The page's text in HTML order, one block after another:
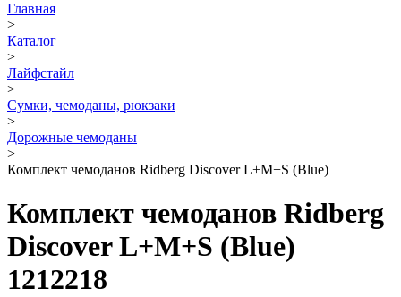
Главная
>
Каталог
>
Лайфстайл
>
Сумки, чемоданы, рюкзаки
>
Дорожные чемоданы
>
Комплект чемоданов Ridberg Discover L+M+S (Blue)
Комплект чемоданов Ridberg
Discover L+M+S (Blue)
1212218